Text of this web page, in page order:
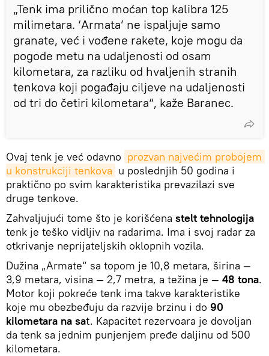
„Tenk ima prilično moćan top kalibra 125
milimetara. ‘Armata’ ne ispaljuje samo
granate, već i vođene rakete, koje mogu da
pogode metu na udaljenosti od osam
kilometara, za razliku od hvaljenih stranih
tenkova koji pogađaju ciljeve na udaljenosti
od tri do četiri kilometara“, kaže Baranec.
Ovaj tenk je već odavno prozvan najvećim probojem
u konstrukciji tenkova u poslednjih 50 godina i
praktično po svim karakteristika prevazilazi sve
druge tenkove.
Zahvaljujući tome što je korišćena stelt tehnologija
tenk je teško vidljiv na radarima. Ima i svoj radar za
otkrivanje neprijateljskih oklopnih vozila.
Dužina „Armate“ sa topom je 10,8 metara, širina —
3,9 metara, visina — 2,7 metra, a težina je — 48 tona.
Motor koji pokreće tenk ima takve karakteristike
koje mu obezbeđuju da razvije brzinu i do 90
kilometara na sat. Kapacitet rezervoara je dovoljan
da tenk sa jednim punjenjem pređe daljinu od 500
kilometara.